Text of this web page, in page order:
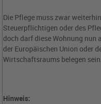
Die Pflege muss zwar
Steuerpflichtigen oder des
doch darf diese Wohnung nun
der Europäischen Union oder
Wirtschaftsraums belegen
Hinweis: